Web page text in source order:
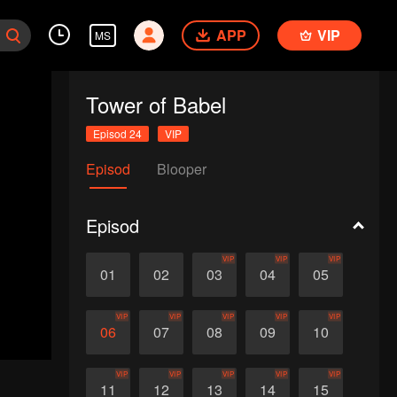
MS APP VIP
Tower of Babel
Episod 24 VIP
Episod Blooper
Episod
01 02 03
VIP
04
VIP
05
VIP
06
VIP
07
VIP
08
VIP
09
VIP
10
VIP
11
VIP
12
VIP
13
VIP
14
VIP
15
VIP